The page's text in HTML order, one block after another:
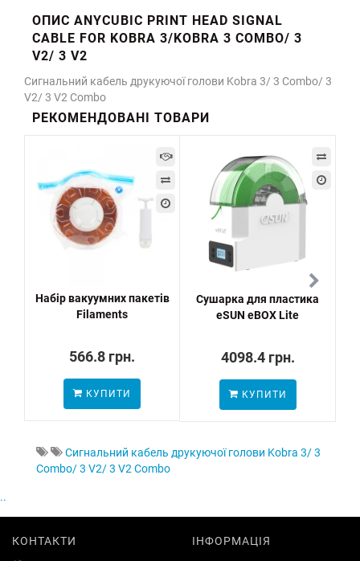
ОПИС ANYCUBIC PRINT HEAD SIGNAL
CABLE FOR KOBRA 3/KOBRA 3 COMBO/ 3
V2/ 3 V2
Cигнальний кабель друкуючої голови Kobra 3/ 3 Combo/ 3
V2/ 3 V2 Combo
РЕКОМЕНДОВАНІ ТОВАРИ
Набір вакуумних пакетів
Filaments
566.8 грн.
КУПИТИ
Сушарка для пластика
eSUN eBOX Lite
4098.4 грн.
КУПИТИ
Cигнальний кабель друкуючої голови Kobra 3/ 3
Combo/ 3 V2/ 3 V2 Combo
..
КОНТАКТИ
ІНФОРМАЦІЯ